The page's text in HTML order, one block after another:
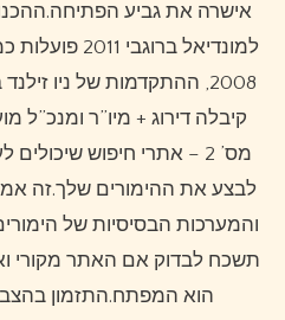
2008, ההתקדמות של ניו
קיבלה דירוג + מיו”ר ומנכ”ל
מס’ 2 – אתרי חיפוש
לבצע את ההימורים שלך.זה
והמערכות הבסיסיות של
הוא המפתח.התזמון